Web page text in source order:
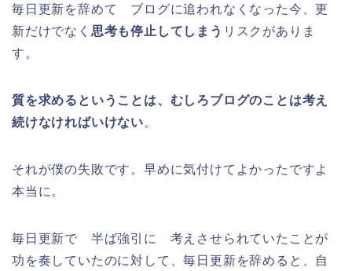
毎日更新を辞めて ブログに追われなくなった今、更
新だけでなく 思考も停止してしまう リスクがありま
す。
質を求めるということは、むしろブログのことは考え
続けなければいけない。
それが僕の失敗です。早めに気付けてよかったですよ
本当に。
毎日更新で 半ば強引に 考えさせられていたことが
功を奏していたのに対して、毎日更新を辞めると、自